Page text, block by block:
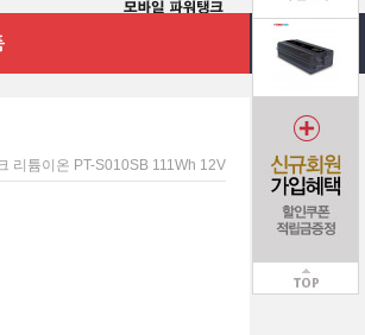
리튬이온 PT-S010SB 111Wh 12V